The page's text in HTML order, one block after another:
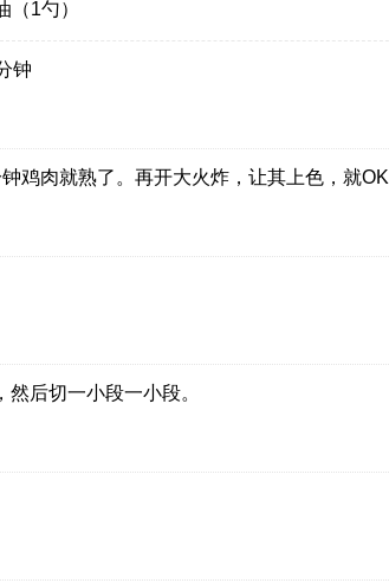
1勺）
钟
鸡肉就熟了。再开大火炸，让其上色，就OK
后切一小段一小段。